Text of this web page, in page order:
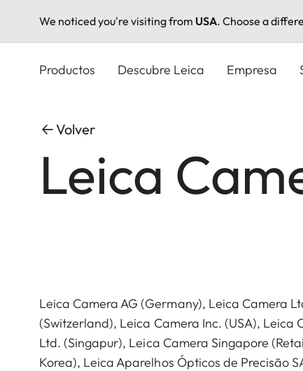
We noticed you're visiting from USA. Choose a
Productos Descubre Leica Empresa
Volver
Leica
Leica Camera AG (Germany), Leica Camera
(Switzerland), Leica Camera Inc. (USA),
Ltd. (Singapur), Leica Camera Singapore
Korea), Leica Aparelhos Ópticos de Precisão